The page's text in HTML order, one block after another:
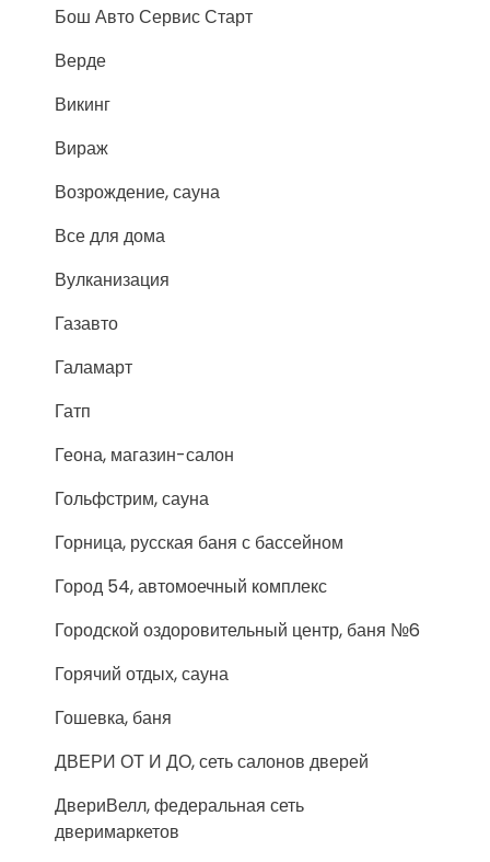
Бош Авто Сервис Старт
Верде
Викинг
Вираж
Возрождение, сауна
Все для дома
Вулканизация
Газавто
Галамарт
Гатп
Геона, магазин-салон
Гольфстрим, сауна
Горница, русская баня с бассейном
Город 54, автомоечный комплекс
Городской оздоровительный центр, баня №6
Горячий отдых, сауна
Гошевка, баня
ДВЕРИ ОТ И ДО, сеть салонов дверей
ДвериВелл, федеральная сеть
дверимаркетов